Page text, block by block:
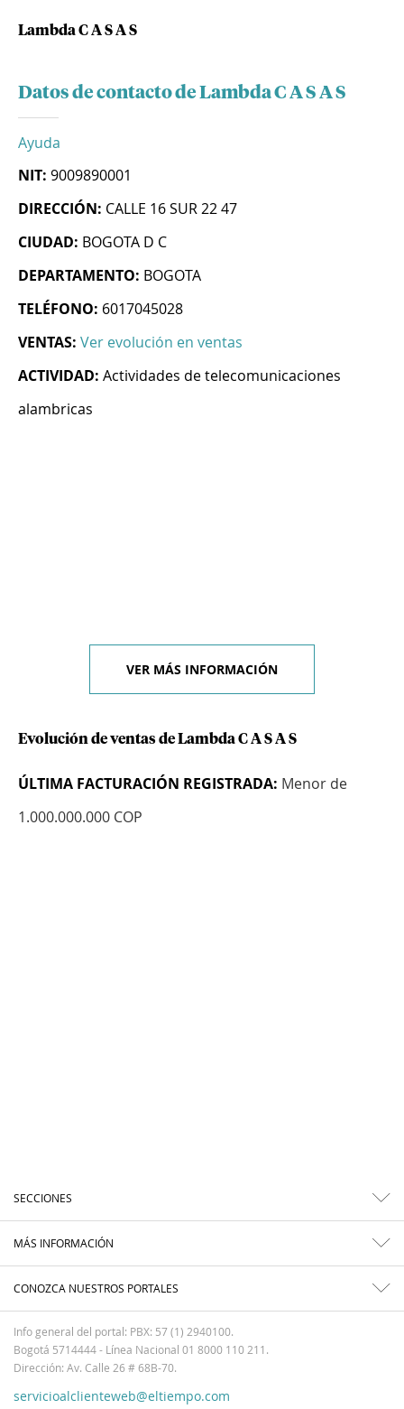
Lambda C A S A S
Datos de contacto de Lambda C A S A S
Ayuda
NIT: 9009890001
DIRECCIÓN: CALLE 16 SUR 22 47
CIUDAD: BOGOTA D C
DEPARTAMENTO: BOGOTA
TELÉFONO: 6017045028
VENTAS: Ver evolución en ventas
ACTIVIDAD: Actividades de telecomunicaciones
alambricas
VER MÁS INFORMACIÓN
Evolución de ventas de Lambda C A S A S
ÚLTIMA FACTURACIÓN REGISTRADA: Menor de
1.000.000.000 COP
SECCIONES
MÁS INFORMACIÓN
CONOZCA NUESTROS PORTALES
Info general del portal: PBX: 57 (1) 2940100.
Bogotá 5714444 - Línea Nacional 01 8000 110 211.
Dirección: Av. Calle 26 # 68B-70.
servicioalclienteweb@eltiempo.com